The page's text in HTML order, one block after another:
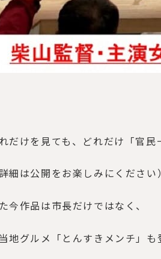
だけを見ても、どれだけ「官民
詳細は公開をお楽しみにください）
今作品は市長だけではなく、
地グルメ「とんすきメンチ」も